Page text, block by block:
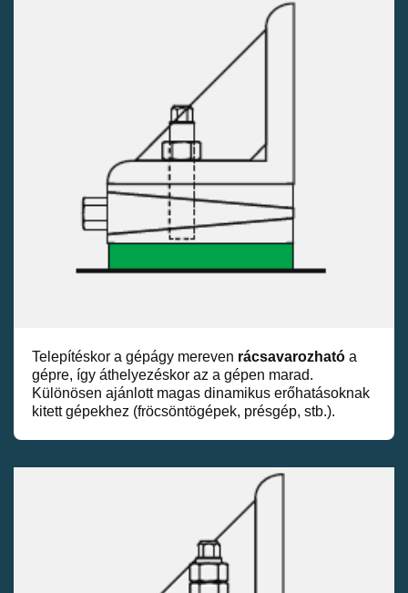
Telepítéskor a gépágy mereven rácsavarozható a
gépre, így áthelyezéskor az a gépen marad.
Különösen ajánlott magas dinamikus erőhatásoknak
kitett gépekhez (fröcsöntögépek, présgép, stb.).